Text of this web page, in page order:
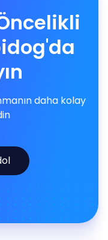
daha kolay